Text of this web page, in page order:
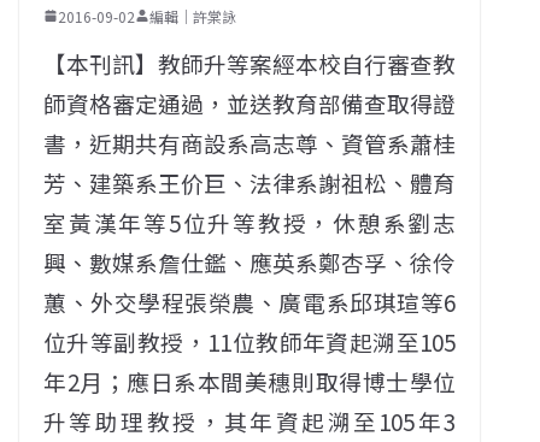
2016-09-02 編輯｜許棠詠
【本刊訊】教師升等案經本校自行審查教
師資格審定通過，並送教育部備查取得證
書，近期共有商設系高志尊、資管系蕭桂
芳、建築系王价巨、法律系謝祖松、體育
室黃漢年等5位升等教授，休憩系劉志
興、數媒系詹仕鑑、應英系鄭杏孚、徐伶
蕙、外交學程張榮農、廣電系邱琪瑄等6
位升等副教授，11位教師年資起溯至105
年2月；應日系本間美穗則取得博士學位
升等助理教授，其年資起溯至105年3